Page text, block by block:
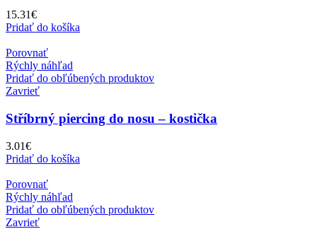
15.31€
Pridať do košíka
Porovnať
Rýchly náhľad
Pridať do obľúbených produktov
Zavrieť
Stříbrný piercing do nosu – kostička
3.01€
Pridať do košíka
Porovnať
Rýchly náhľad
Pridať do obľúbených produktov
Zavrieť